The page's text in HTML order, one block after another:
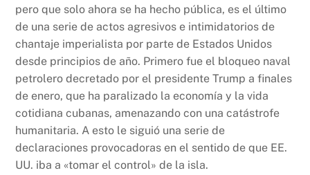
pero que solo ahora se ha hecho pública, es el último
de una serie de actos agresivos e intimidatorios de
chantaje imperialista por parte de Estados Unidos
desde principios de año. Primero fue el bloqueo naval
petrolero decretado por el presidente Trump a finales
de enero, que ha paralizado la economía y la vida
cotidiana cubanas, amenazando con una catástrofe
humanitaria. A esto le siguió una serie de
declaraciones provocadoras en el sentido de que EE.
UU. iba a «tomar el control» de la isla.